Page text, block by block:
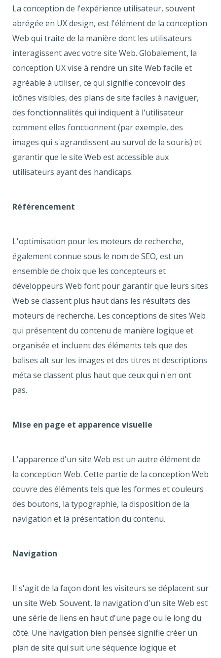
La conception de l'expérience utilisateur, souvent
abrégée en UX design, est l'élément de la conception
Web qui traite de la manière dont les utilisateurs
interagissent avec votre site Web. Globalement, la
conception UX vise à rendre un site Web facile et
agréable à utiliser, ce qui signifie concevoir des
icônes visibles, des plans de site faciles à naviguer,
des fonctionnalités qui indiquent à l'utilisateur
comment elles fonctionnent (par exemple, des
images qui s'agrandissent au survol de la souris) et
garantir que le site Web est accessible aux
utilisateurs ayant des handicaps.
Référencement
L'optimisation pour les moteurs de recherche,
également connue sous le nom de SEO, est un
ensemble de choix que les concepteurs et
développeurs Web font pour garantir que leurs sites
Web se classent plus haut dans les résultats des
moteurs de recherche. Les conceptions de sites Web
qui présentent du contenu de manière logique et
organisée et incluent des éléments tels que des
balises alt sur les images et des titres et descriptions
méta se classent plus haut que ceux qui n'en ont
pas.
Mise en page et apparence visuelle
L'apparence d'un site Web est un autre élément de
la conception Web. Cette partie de la conception Web
couvre des éléments tels que les formes et couleurs
des boutons, la typographie, la disposition de la
navigation et la présentation du contenu.
Navigation
Il s'agit de la façon dont les visiteurs se déplacent sur
un site Web. Souvent, la navigation d'un site Web est
une série de liens en haut d'une page ou le long du
côté. Une navigation bien pensée signifie créer un
plan de site qui suit une séquence logique et